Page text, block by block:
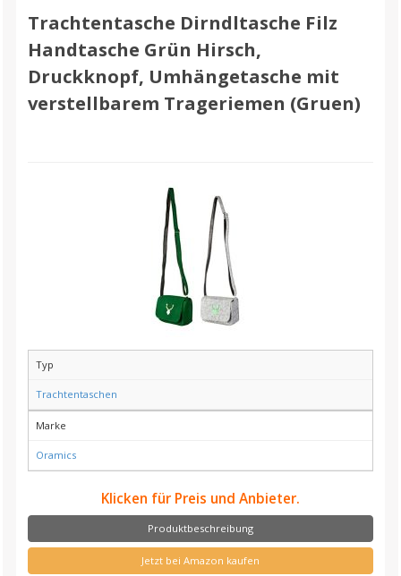
Trachtentasche Dirndltasche Filz
Handtasche Grün Hirsch,
Druckknopf, Umhängetasche mit
verstellbarem Trageriemen (Gruen)
Typ
Trachtentaschen
Marke
Oramics
Klicken für Preis und Anbieter.
Produktbeschreibung
Jetzt bei Amazon kaufen